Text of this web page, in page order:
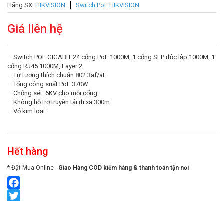
Hãng SX: HIKVISION Switch PoE HIKVISION
Giá liên hệ
– Switch POE GIGABIT 24 cổng PoE 1000M, 1 cổng SFP độc lập 1000M, 1
cổng RJ45 1000M, Layer 2
– Tự tương thích chuẩn 802.3af/at
– Tổng công suất PoE 370W
– Chống sét: 6KV cho mỗi cổng
– Không hỗ trợ truyền tải đi xa 300m
– Vỏ kim loại
Hết hàng
* Đặt Mua Online - Giao Hàng COD kiểm hàng & thanh toán tận nơi
Facebook